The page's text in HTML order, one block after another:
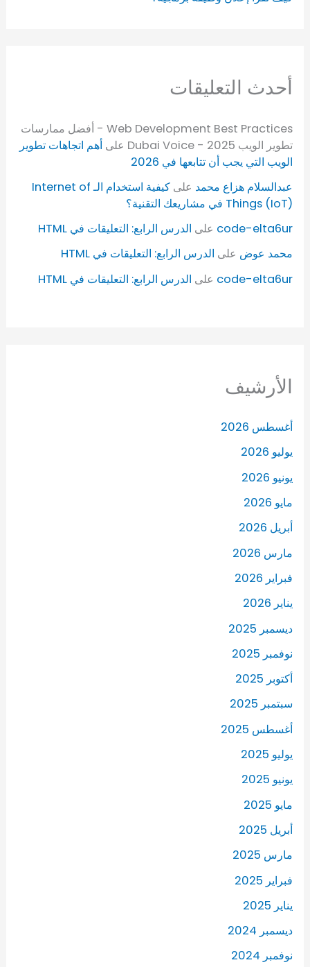
أحدث التعليقات
Web Development Best Practices - أفضل ممارسات
تطوير الويب 2025 - Dubai Voice
علىأهم اتجاهات تطوير
الويب التي يجب أن تتابعها في 2026
عبدالسلام هزاع محمد على
كيفية استخدام الـ Internet of
Things (IoT) في مشاريعك التقنية؟
code-elta6ur على الدرس الرابع: التعليقات في HTML
محمد عوض على الدرس الرابع: التعليقات في HTML
code-elta6ur على الدرس الرابع: التعليقات في HTML
الأرشيف
أغسطس 2026
يوليو 2026
يونيو 2026
مايو 2026
أبريل 2026
مارس 2026
فبراير 2026
يناير 2026
ديسمبر 2025
نوفمبر 2025
أكتوبر 2025
سبتمبر 2025
أغسطس 2025
يوليو 2025
يونيو 2025
مايو 2025
أبريل 2025
مارس 2025
فبراير 2025
يناير 2025
ديسمبر 2024
نوفمبر 2024